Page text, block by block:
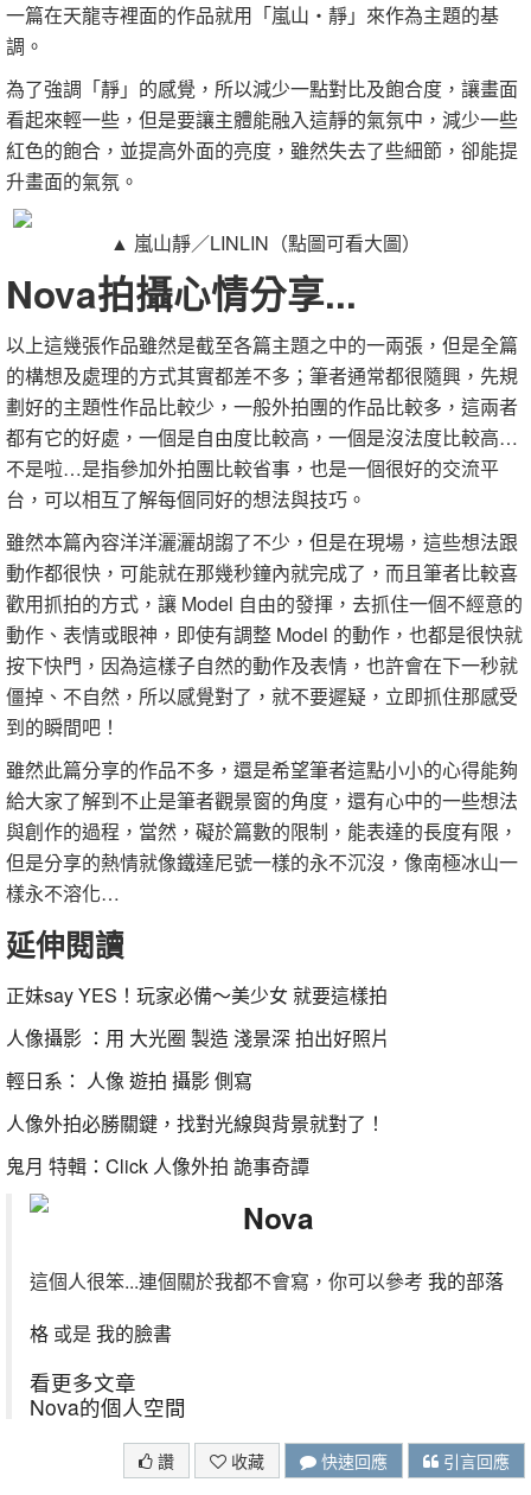
一篇在天龍寺裡面的作品就用「嵐山‧靜」來作為主題的基
調。
為了強調「靜」的感覺，所以減少一點對比及飽合度，讓畫面
看起來輕一些，但是要讓主體能融入這靜的氣氛中，減少一些
紅色的飽合，並提高外面的亮度，雖然失去了些細節，卻能提
升畫面的氣氛。
▲ 嵐山靜／LINLIN（點圖可看大圖）
Nova拍攝心情分享...
以上這幾張作品雖然是截至各篇主題之中的一兩張，但是全篇
的構想及處理的方式其實都差不多；筆者通常都很隨興，先規
劃好的主題性作品比較少，一般外拍團的作品比較多，這兩者
都有它的好處，一個是自由度比較高，一個是沒法度比較高…
不是啦…是指參加外拍團比較省事，也是一個很好的交流平
台，可以相互了解每個同好的想法與技巧。
雖然本篇內容洋洋灑灑胡謅了不少，但是在現場，這些想法跟
動作都很快，可能就在那幾秒鐘內就完成了，而且筆者比較喜
歡用抓拍的方式，讓 Model 自由的發揮，去抓住一個不經意的
動作、表情或眼神，即使有調整 Model 的動作，也都是很快就
按下快門，因為這樣子自然的動作及表情，也許會在下一秒就
僵掉、不自然，所以感覺對了，就不要遲疑，立即抓住那感受
到的瞬間吧！
雖然此篇分享的作品不多，還是希望筆者這點小小的心得能夠
給大家了解到不止是筆者觀景窗的角度，還有心中的一些想法
與創作的過程，當然，礙於篇數的限制，能表達的長度有限，
但是分享的熱情就像鐵達尼號一樣的永不沉沒，像南極冰山一
樣永不溶化…
延伸閱讀
正妹say YES！玩家必備～美少女 就要這樣拍
人像攝影 ：用 大光圈 製造 淺景深 拍出好照片
輕日系： 人像 遊拍 攝影 側寫
人像外拍必勝關鍵，找對光線與背景就對了！
鬼月 特輯：Click 人像外拍 詭事奇譚
Nova
這個人很笨...連個關於我都不會寫，你可以參考 我的部落
格 或是 我的臉書
看更多文章
Nova的個人空間
讚 收藏 快速回應 引言回應